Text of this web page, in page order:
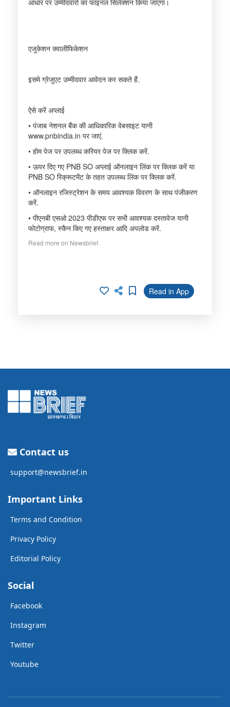
आधार पर उम्मीदवारों का फाइनल सिलेक्शन किया जाएगा।
एजुकेशन क्वालीफिकेशन
इसमे ग्रेजुएट उम्मीदवार आवेदन कर सकते हैं.
ऐसे करें अप्लाई
• पंजाब नेशनल बैंक की आधिकारिक वेबसाइट यानी
www.pnbindia.in पर जाएं.
• होम पेज पर उपलब्ध करियर पेज पर क्लिक करें.
• ऊपर दिए गए PNB SO अप्लाई ऑनलाइन लिंक पर क्लिक करें या
PNB SO रिक्रूटमेंट के तहत उपलब्ध लिंक पर क्लिक करें.
• ऑनलाइन रजिस्ट्रेशन के समय आवश्यक विवरण के साथ पंजीकरण
करें.
• पीएनबी एसओ 2023 पीडीएफ पर सभी आवश्यक दस्तावेज यानी
फोटोग्राफ, स्कैन किए गए हस्ताक्षर आदि अपलोड करें.
Read more on Newsbrief
Read in App
Contact us
support@newsbrief.in
Important Links
Terms and Condition
Privacy Policy
Editorial Policy
Social
Facebook
Instagram
Twitter
Youtube